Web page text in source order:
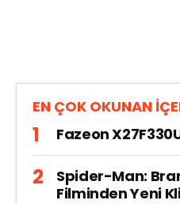
EN ÇOK OKUNAN
Fazeon
Spider-Man:
Filminden Yeni